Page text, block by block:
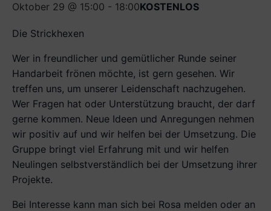
Oktober 29 @ 15:00 - 18:00KOSTENLOS
Die Strickhexen
Wer in freundlicher und ge­mütlicher Runde seiner
Handarbeit frönen möchte, ist gern gesehen. Wir
treffen uns, um unserer Leidenschaft nachzugehen.
Wer Fragen hat oder Unterstützung braucht, der darf
gerne kommen. Neue Ideen und Anregungen nehmen
wir positiv auf und wir helfen bei der Umsetzung. Die
Gruppe bringt viel Erfahrung mit und wir helfen
Neulingen selbstverständlich bei der Umsetzung ihrer
Projekte.
Bei Interesse kann man sich bei Rosa melden oder an